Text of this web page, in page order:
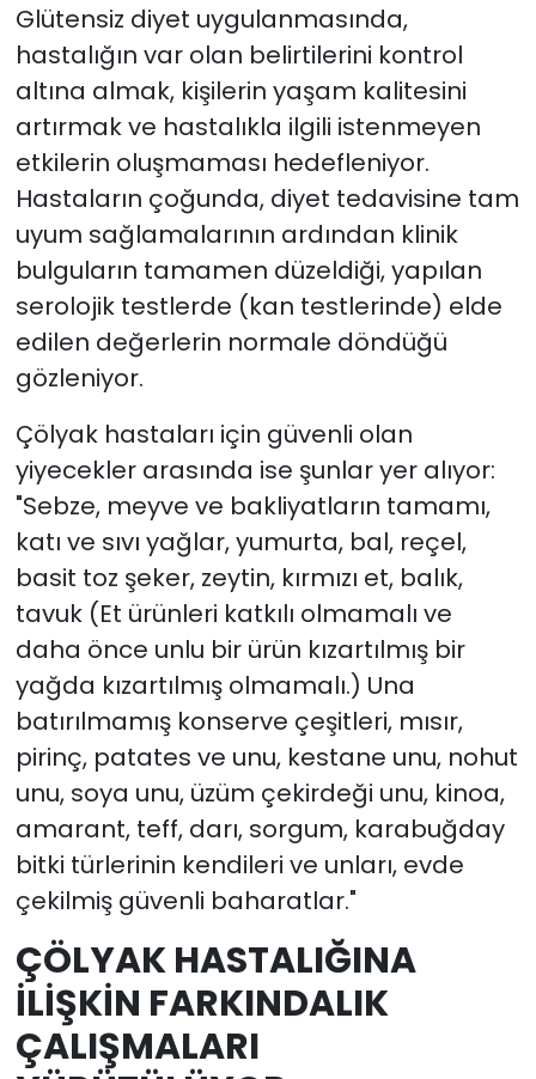
Glütensiz diyet uygulanmasında,
hastalığın var olan belirtilerini kontrol
altına almak, kişilerin yaşam kalitesini
artırmak ve hastalıkla ilgili istenmeyen
etkilerin oluşmaması hedefleniyor.
Hastaların çoğunda, diyet tedavisine tam
uyum sağlamalarının ardından klinik
bulguların tamamen düzeldiği, yapılan
serolojik testlerde (kan testlerinde) elde
edilen değerlerin normale döndüğü
gözleniyor.
Çölyak hastaları için güvenli olan
yiyecekler arasında ise şunlar yer alıyor:
"Sebze, meyve ve bakliyatların tamamı,
katı ve sıvı yağlar, yumurta, bal, reçel,
basit toz şeker, zeytin, kırmızı et, balık,
tavuk (Et ürünleri katkılı olmamalı ve
daha önce unlu bir ürün kızartılmış bir
yağda kızartılmış olmamalı.) Una
batırılmamış konserve çeşitleri, mısır,
pirinç, patates ve unu, kestane unu, nohut
unu, soya unu, üzüm çekirdeği unu, kinoa,
amarant, teff, darı, sorgum, karabuğday
bitki türlerinin kendileri ve unları, evde
çekilmiş güvenli baharatlar."
ÇÖLYAK HASTALIĞINA
İLİŞKİN FARKINDALIK
ÇALIŞMALARI